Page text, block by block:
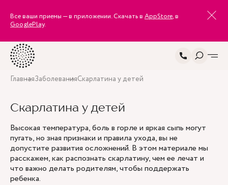
Все ваши приемы — в приложении. Скачать в AppStore, в
GooglePlay.
ГлавнаяЗаболеванияСкарлатина у детей
Скарлатина у детей
Высокая температура, боль в горле и яркая сыпь могут
пугать, но зная признаки и правила ухода, вы не
допустите развития осложнений. В этом материале мы
расскажем, как распознать скарлатину, чем ее лечат и
что важно делать родителям, чтобы поддержать
ребенка.